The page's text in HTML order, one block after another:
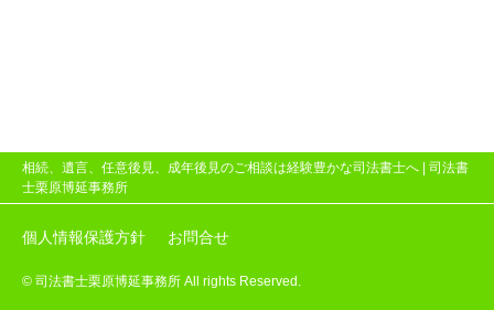
相続、遺言、任意後見、成年後見のご相談は経験豊かな司法書士へ | 司法書
士栗原博延事務所
個人情報保護方針 お問合せ
© 司法書士栗原博延事務所 All rights Reserved.